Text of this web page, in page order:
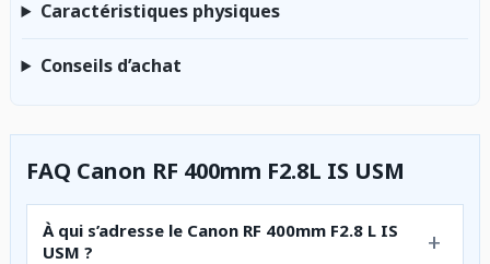
Caractéristiques physiques
Conseils d’achat
FAQ Canon RF 400mm F2.8L IS USM
À qui s’adresse le Canon RF 400mm F2.8 L IS
USM ?